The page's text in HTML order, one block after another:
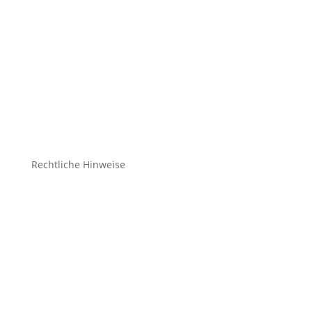
Rechtliche Hinweise